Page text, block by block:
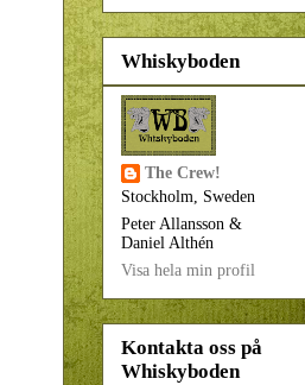
Whiskyboden
The Crew!
Stockholm, Sweden
Peter Allansson &
Daniel Althén
Visa hela min profil
Kontakta oss på
Whiskyboden